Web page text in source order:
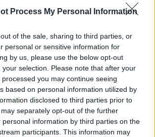
Process My Personal Information
of the sale, sharing to third parties, or
personal or sensitive information for
by us, please use the below opt-out
selection. Please note that after your
you may continue seeing
based on personal information utilized by
disclosed to third parties prior to
separately opt-out of the further
personal information by third parties on the
participants. This information may
Visi įrašai
įrašai
avarijos Vilniaus r.: dviejų moterų ir
nepavyko